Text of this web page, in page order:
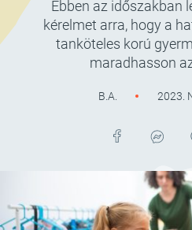
Ebben az időszakban
kérelmet arra, hogy a
tanköteles korú
maradhasson
B.A. 2023.